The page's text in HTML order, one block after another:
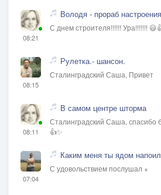
08:21
Володя - прораб настроения
С днем строителя!!!!!! Ура!!!!!!!
08:15
Рулетка.- шансон.
Сталинградский Саша, Привет
08:11
В самом центре шторма
Сталинградский Саша, спасибо
👍✨
07:04
Каким меня ты ядом
С удовольствием послушал +